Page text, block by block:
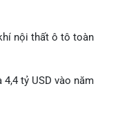
nội thất ô tô toàn
4,4 tỷ USD vào năm